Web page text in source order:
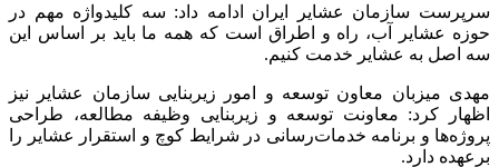
سرپرست سازمان عشایر ایران ادامه داد: سه کلیدواژه مهم در
حوزه عشایر آب، راه و اطراق است که همه ما باید بر اساس این
سه اصل به عشایر خدمت کنیم.
مهدی میزبان معاون توسعه و امور زیربنایی سازمان عشایر نیز
اظهار کرد: معاونت توسعه و زیربنایی وظیفه مطالعه، طراحی
پروژه‌ها و برنامه خدمات‌رسانی در شرایط کوچ و استقرار عشایر را
برعهده دارد.